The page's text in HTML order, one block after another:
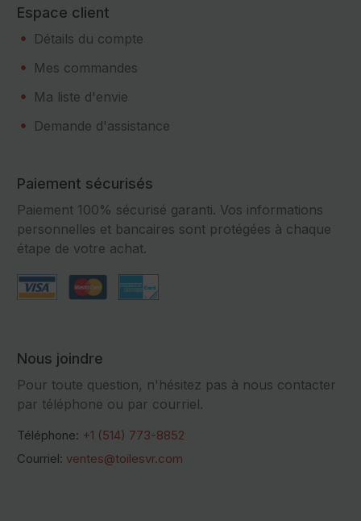
Espace client
Détails du compte
Mes commandes
Ma liste d'envie
Demande d'assistance
Paiement sécurisés
Paiement 100% sécurisé garanti. Vos informations
personnelles et bancaires sont protégées à chaque
étape de votre achat.
Nous joindre
Pour toute question, n'hésitez pas à nous contacter
par téléphone ou par courriel.
Téléphone: +1 (514) 773-8852
Courriel: ventes@toilesvr.com